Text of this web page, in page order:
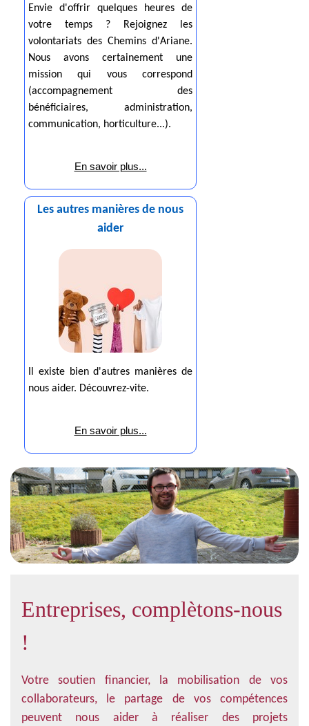
Envie d'offrir quelques heures de
votre temps ? Rejoignez les
volontariats des Chemins d'Ariane.
Nous avons certainement une
mission qui vous correspond
(accompagnement des
bénéficiaires, administration,
communication, horticulture...).
En savoir plus...
Les autres manières de nous
aider
Il existe bien d'autres manières de
nous aider. Découvrez-vite.
En savoir plus...
Entreprises, complètons-nous
!
Votre soutien financier, la mobilisation de vos
collaborateurs, le partage de vos compétences
peuvent nous aider à réaliser des projets